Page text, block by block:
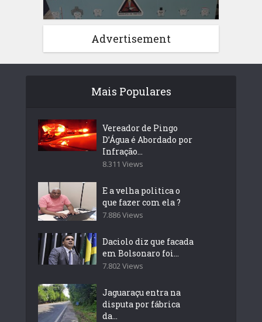
Advertisement
Mais Populares
Vereador de Pingo
D’Água é Abordado por
Infração...
8.311 Views
E a velha politica o
que fazer com ela ?
7.886 Views
Daciolo diz que facada
em Bolsonaro foi...
7.802 Views
Jaguaraçu entra na
disputa por fábrica
da...